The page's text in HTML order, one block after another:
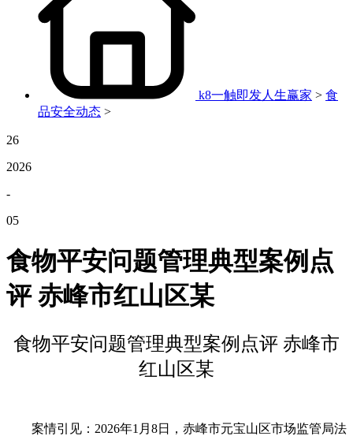
k8一触即发人生赢家 > 食
品安全动态 >
26
2026
-
05
食物平安问题管理典型案例点
评 赤峰市红山区某
食物平安问题管理典型案例点评 赤峰市
红山区某
案情引见：2026年1月8日，赤峰市元宝山区市场监管局法